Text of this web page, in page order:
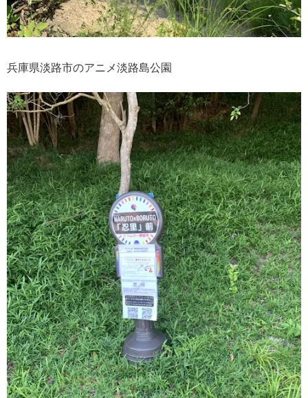
兵庫県淡路市のアニメ淡路島公園